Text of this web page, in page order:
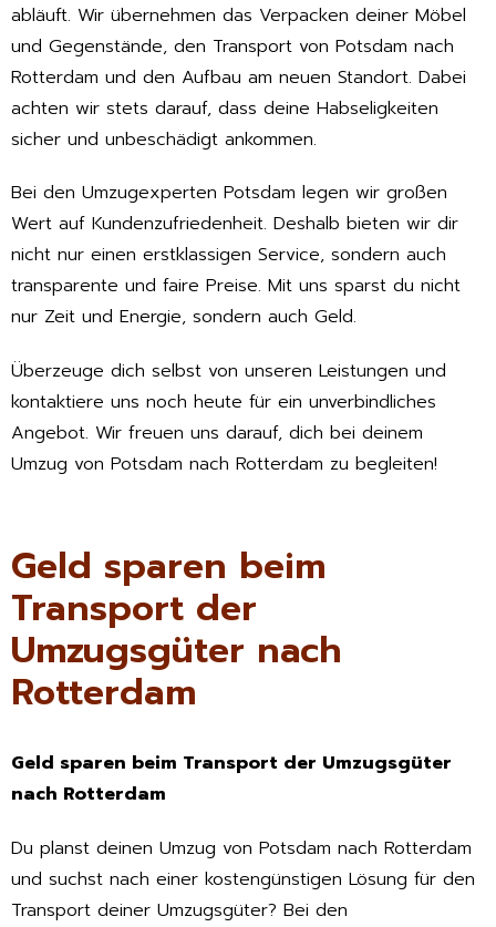
abläuft. Wir übernehmen das Verpacken deiner Möbel
und Gegenstände, den Transport von Potsdam nach
Rotterdam und den Aufbau am neuen Standort. Dabei
achten wir stets darauf, dass deine Habseligkeiten
sicher und unbeschädigt ankommen.
Bei den Umzugexperten Potsdam legen wir großen
Wert auf Kundenzufriedenheit. Deshalb bieten wir dir
nicht nur einen erstklassigen Service, sondern auch
transparente und faire Preise. Mit uns sparst du nicht
nur Zeit und Energie, sondern auch Geld.
Überzeuge dich selbst von unseren Leistungen und
kontaktiere uns noch heute für ein unverbindliches
Angebot. Wir freuen uns darauf, dich bei deinem
Umzug von Potsdam nach Rotterdam zu begleiten!
Geld sparen beim
Transport der
Umzugsgüter nach
Rotterdam
Geld sparen beim Transport der Umzugsgüter
nach Rotterdam
Du planst deinen Umzug von Potsdam nach Rotterdam
und suchst nach einer kostengünstigen Lösung für den
Transport deiner Umzugsgüter? Bei den